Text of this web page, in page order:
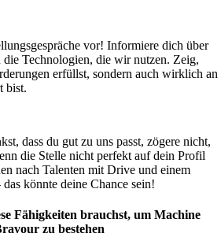
vor! Informiere dich über
Technologien, die wir nutzen. Zeig,
erfüllst, sondern auch wirklich an
bist.
dass du gut zu uns passt, zögere nicht,
die Stelle nicht perfekt auf dein Profil
nach Talenten mit Drive und einem
könnte deine Chance sein!
Fähigkeiten brauchst, um Machine
zu bestehen